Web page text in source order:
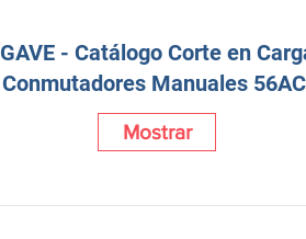
GAVE - Catálogo Corte en
Conmutadores Manuales
Mostrar